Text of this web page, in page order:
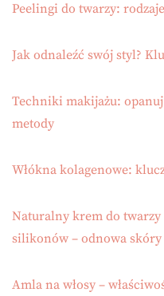
Peelingi do twarzy:
Jak odnaleźć swój styl?
Techniki makijażu:
metody
Włókna kolagenowe:
Naturalny krem do twarzy
silikonów – odnowa
Amla na włosy –